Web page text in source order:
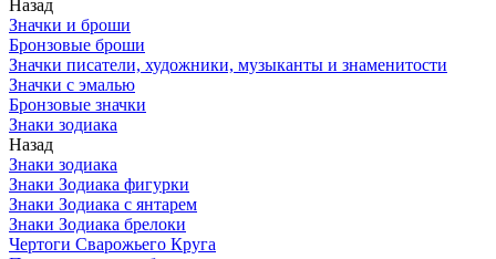
Назад
Значки и броши
Бронзовые броши
Значки писатели, художники, музыканты и знаменитости
Значки с эмалью
Бронзовые значки
Знаки зодиака
Назад
Знаки зодиака
Знаки Зодиака фигурки
Знаки Зодиака с янтарем
Знаки Зодиака брелоки
Чертоги Сварожьего Круга